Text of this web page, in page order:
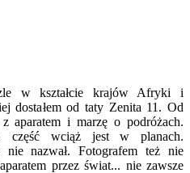
w kształcie krajów Afryki i
dostałem od taty Zenita 11. Od
aparatem i marzę o podróżach.
część wciąż jest w planach.
nazwał. Fotografem też nie
przez świat... nie zawsze